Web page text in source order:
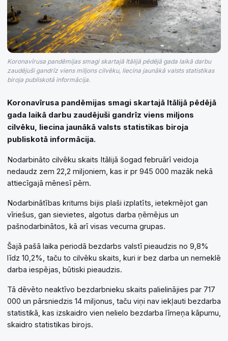
Koronavīrusa pandēmijas smagi skartajā Itālijā pēdējā gada laikā darbu
zaudējuši gandrīz viens miljons cilvēku, liecina jaunākā valsts statistikas
biroja publiskotā informācija.
Koronavīrusa pandēmijas smagi skartajā Itālijā pēdējā
gada laikā darbu zaudējuši gandrīz viens miljons
cilvēku, liecina jaunākā valsts statistikas biroja
publiskotā informācija.
Nodarbināto cilvēku skaits Itālijā šogad februārī veidoja
nedaudz zem 22,2 miljoniem, kas ir pr 945 000 mazāk nekā
attiecīgajā mēnesī pērn.
Nodarbinātības kritums bijis plaši izplatīts, ietekmējot gan
vīriešus, gan sievietes, algotus darba ņēmējus un
pašnodarbinātos, kā arī visas vecuma grupas.
Šajā pašā laika periodā bezdarbs valstī pieaudzis no 9,8%
līdz 10,2%, taču to cilvēku skaits, kuri ir bez darba un nemeklē
darba iespējas, būtiski pieaudzis.
Tā dēvēto neaktīvo bezdarbnieku skaits palielinājies par 717
000 un pārsniedzis 14 miljonus, taču viņi nav iekļauti bezdarba
statistikā, kas izskaidro vien nelielo bezdarba līmeņa kāpumu,
skaidro statistikas birojs.